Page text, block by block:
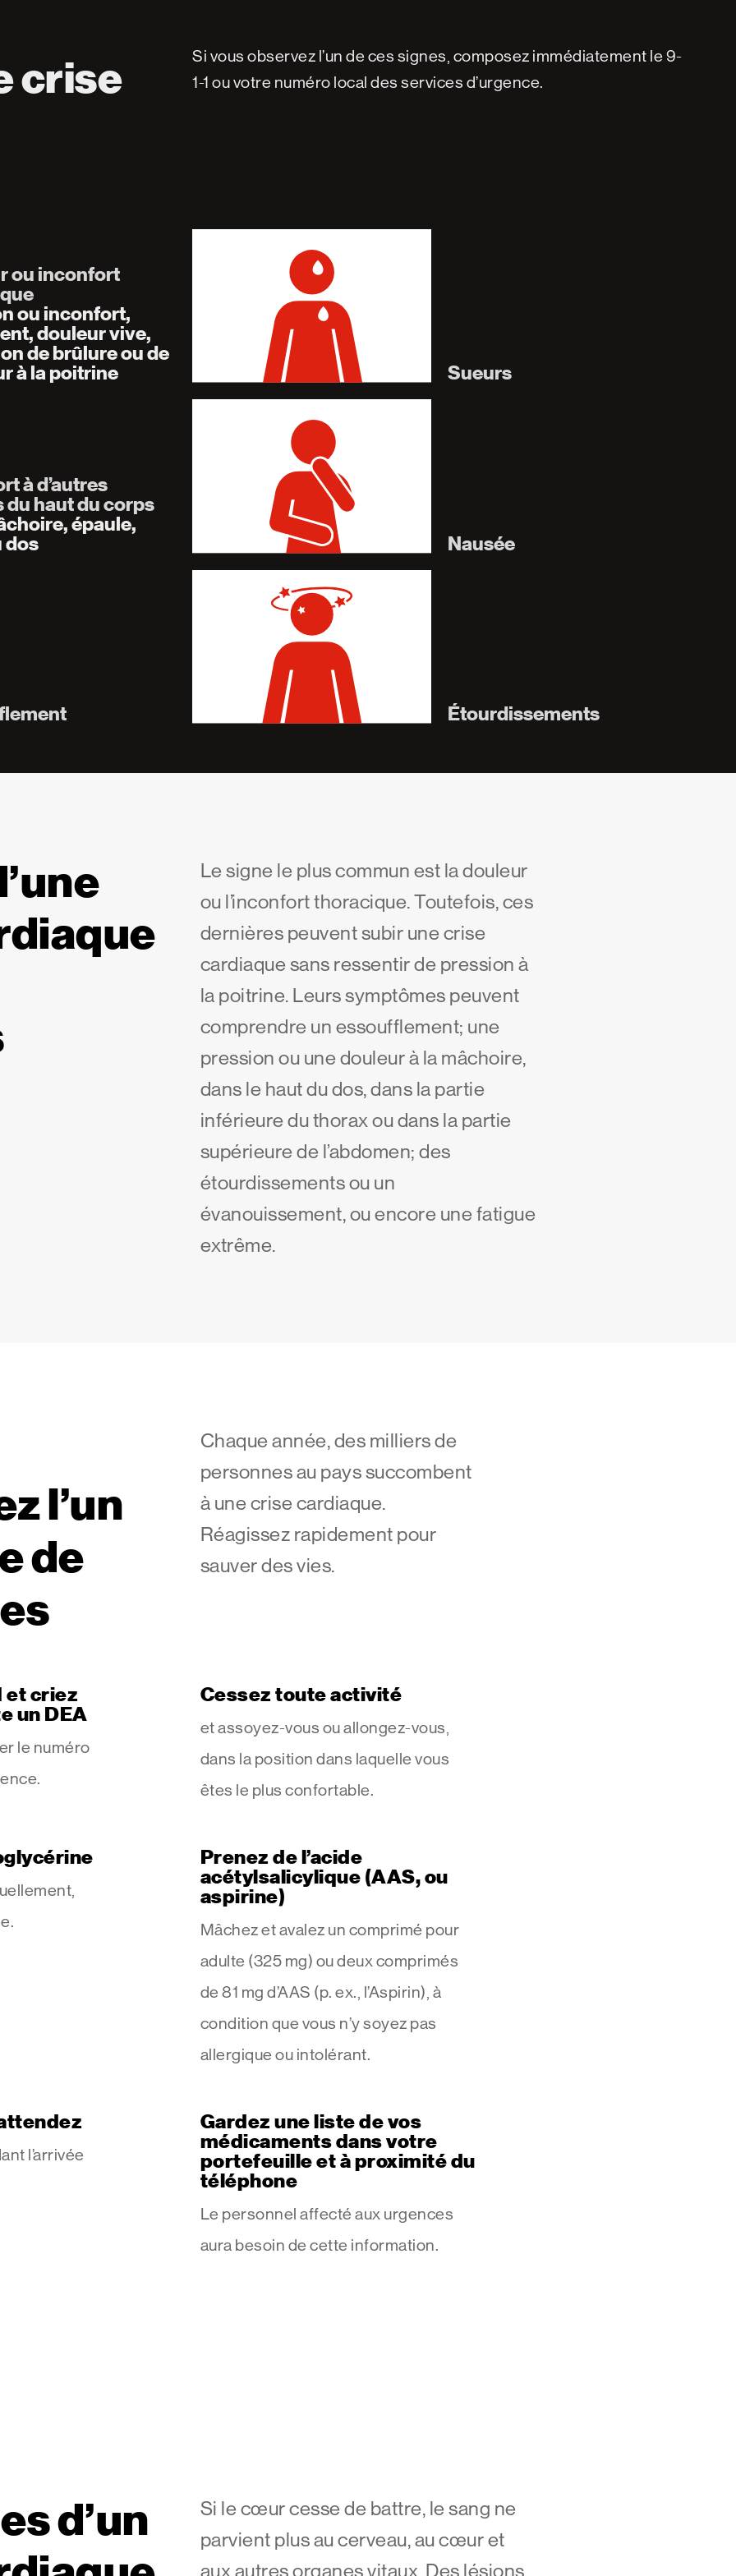
crise
Si vous observez l’un de ces signes, composez immédiatement le 9-
1-1 ou votre numéro local des services d’urgence.
ou inconfort
ou inconfort,
douleur vive,
de brûlure ou de
à la poitrine
Sueurs
à d’autres
du haut du corps
épaule,
dos
Nausée
Étourdissements
Le signe le plus commun est la douleur
ou l’inconfort thoracique. Toutefois, ces
dernières peuvent subir une crise
cardiaque sans ressentir de pression à
la poitrine. Leurs symptômes peuvent
comprendre un essoufflement; une
pression ou une douleur à la mâchoire,
dans le haut du dos, dans la partie
inférieure du thorax ou dans la partie
supérieure de l’abdomen; des
étourdissements ou un
évanouissement, ou encore une fatigue
extrême.
l’un
de
Chaque année, des milliers de
personnes au pays succombent
à une crise cardiaque.
Réagissez rapidement pour
sauver des vies.
et criez
un DEA
le numéro
Cessez toute activité
et assoyez-vous ou allongez-vous,
dans la position dans laquelle vous
êtes le plus confortable.
Prenez de l’acide
acétylsalicylique (AAS, ou
aspirine)
Mâchez et avalez un comprimé pour
adulte (325 mg) ou deux comprimés
de 81 mg d’AAS (p. ex., l’Aspirin), à
condition que vous n’y soyez pas
allergique ou intolérant.
l’arrivée
Gardez une liste de vos
médicaments dans votre
portefeuille et à proximité du
téléphone
Le personnel affecté aux urgences
aura besoin de cette information.
d’un
Si le cœur cesse de battre, le sang ne
parvient plus au cerveau, au cœur et
aux autres organes vitaux. Des lésions